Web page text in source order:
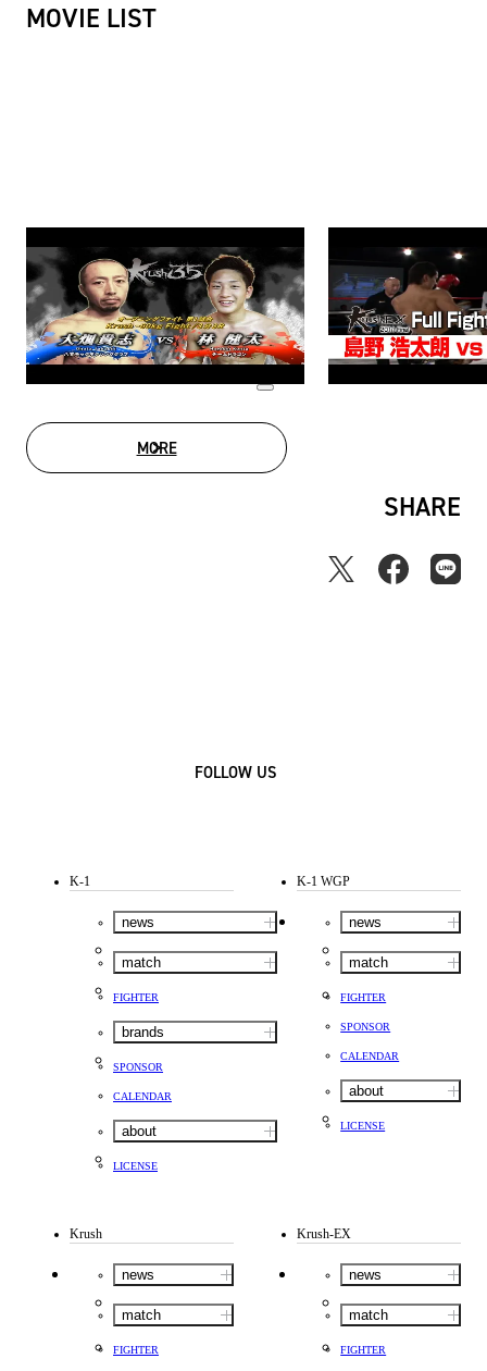
MOVIE LIST
MOREMOVIE LIST
SHARE
FOLLOW US
K-1
news
match
FIGHTER
brands
SPONSOR
CALENDAR
about
LICENSE
K-1 WGP
news
match
FIGHTER
SPONSOR
CALENDAR
about
LICENSE
Krush
news
match
FIGHTER
Krush-EX
news
match
FIGHTER